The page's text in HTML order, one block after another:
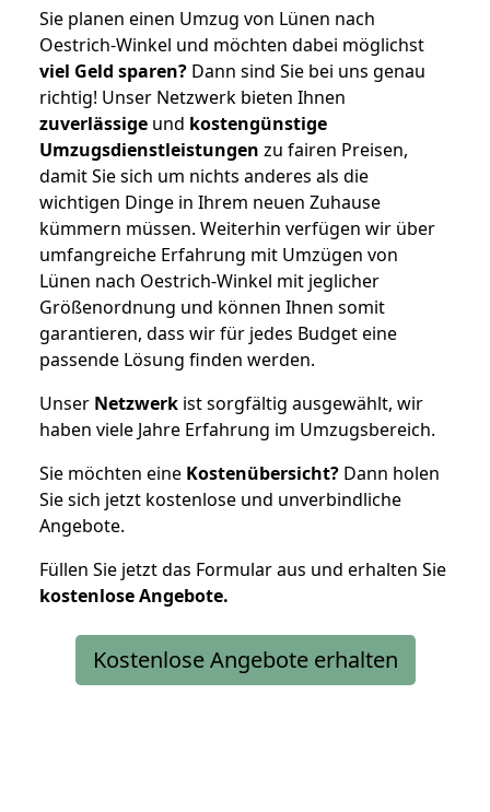
Sie planen einen Umzug von Lünen nach
Oestrich-Winkel und möchten dabei möglichst
viel Geld sparen? Dann sind Sie bei uns genau
richtig! Unser Netzwerk bieten Ihnen
zuverlässige und kostengünstige
Umzugsdienstleistungen zu fairen Preisen,
damit Sie sich um nichts anderes als die
wichtigen Dinge in Ihrem neuen Zuhause
kümmern müssen. Weiterhin verfügen wir über
umfangreiche Erfahrung mit Umzügen von
Lünen nach Oestrich-Winkel mit jeglicher
Größenordnung und können Ihnen somit
garantieren, dass wir für jedes Budget eine
passende Lösung finden werden.
Unser Netzwerk ist sorgfältig ausgewählt, wir
haben viele Jahre Erfahrung im Umzugsbereich.
Sie möchten eine Kostenübersicht? Dann holen
Sie sich jetzt kostenlose und unverbindliche
Angebote.
Füllen Sie jetzt das Formular aus und erhalten Sie
kostenloseAngebote.
Kostenlose Angebote erhalten